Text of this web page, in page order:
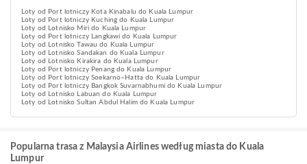
Loty od Port lotniczy Kota Kinabalu do Kuala Lumpur
Loty od Port lotniczy Kuching do Kuala Lumpur
Loty od Lotnisko Miri do Kuala Lumpur
Loty od Port lotniczy Langkawi do Kuala Lumpur
Loty od Lotnisko Tawau do Kuala Lumpur
Loty od Lotnisko Sandakan do Kuala Lumpur
Loty od Lotnisko Kirakira do Kuala Lumpur
Loty od Port lotniczy Penang do Kuala Lumpur
Loty od Port lotniczy Soekarno–Hatta do Kuala Lumpur
Loty od Port lotniczy Bangkok Suvarnabhumi do Kuala Lumpur
Loty od Lotnisko Labuan do Kuala Lumpur
Loty od Lotnisko Sultan Abdul Halim do Kuala Lumpur
Popularna trasa z Malaysia Airlines według miasta do Kuala
Lumpur